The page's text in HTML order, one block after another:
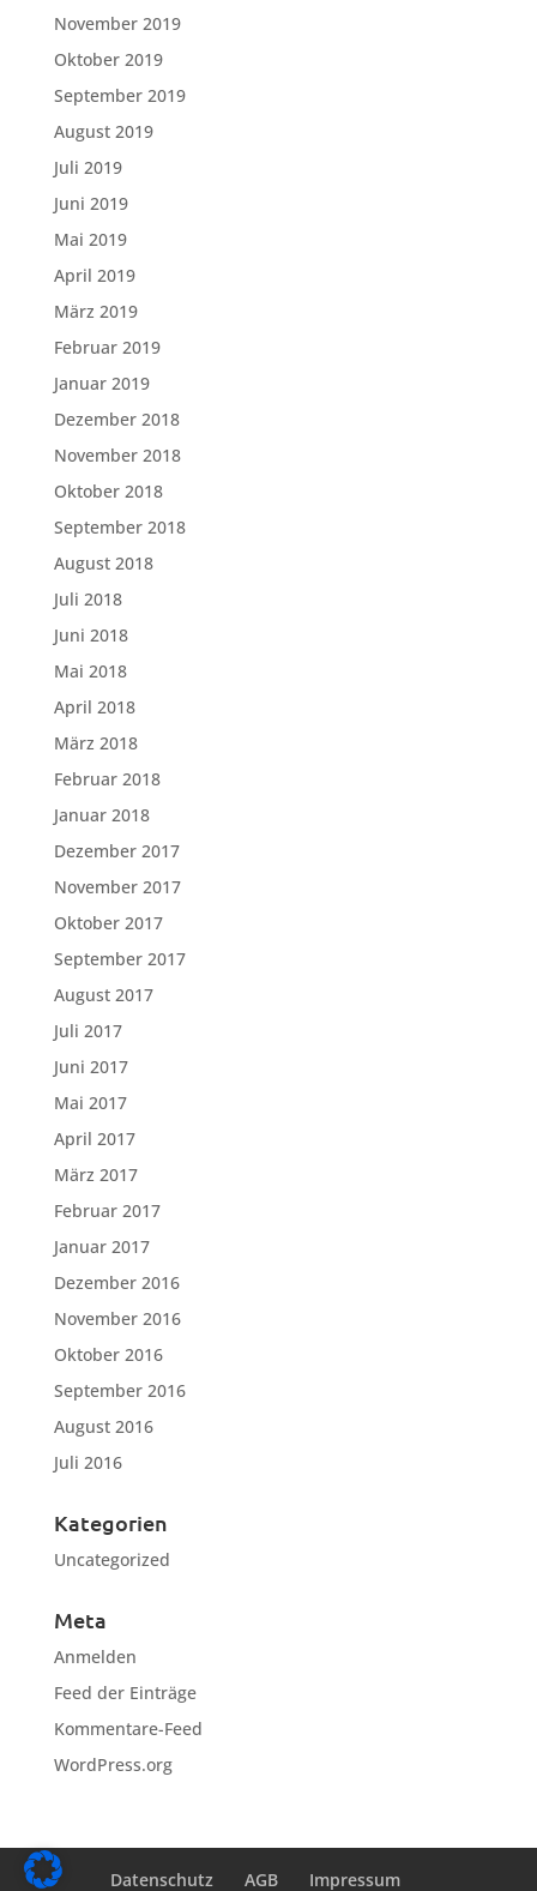
November 2019
Oktober 2019
September 2019
August 2019
Juli 2019
Juni 2019
Mai 2019
April 2019
März 2019
Februar 2019
Januar 2019
Dezember 2018
November 2018
Oktober 2018
September 2018
August 2018
Juli 2018
Juni 2018
Mai 2018
April 2018
März 2018
Februar 2018
Januar 2018
Dezember 2017
November 2017
Oktober 2017
September 2017
August 2017
Juli 2017
Juni 2017
Mai 2017
April 2017
März 2017
Februar 2017
Januar 2017
Dezember 2016
November 2016
Oktober 2016
September 2016
August 2016
Juli 2016
Kategorien
Uncategorized
Meta
Anmelden
Feed der Einträge
Kommentare-Feed
WordPress.org
Datenschutz AGB Impressum